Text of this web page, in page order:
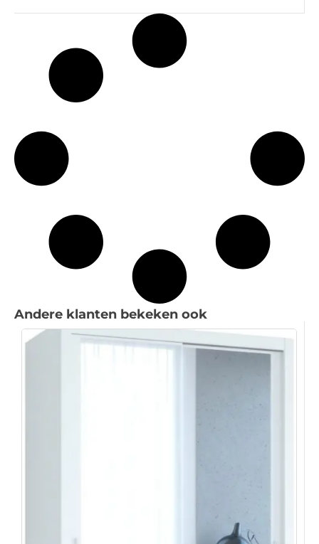
Andere klanten bekeken ook